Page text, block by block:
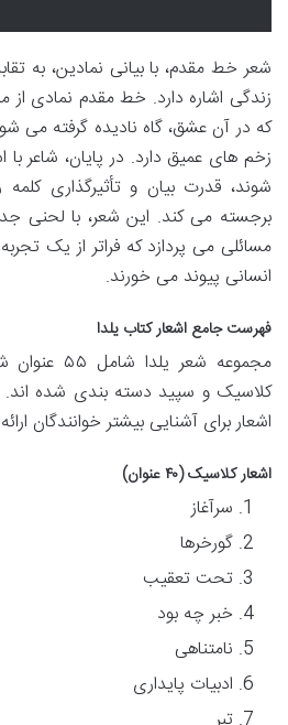
شعر خط مقدم، با بیانی نمادین، به
زندگی اشاره دارد. خط مقدم نمادی از
که در آن عشق، گاه نادیده گرفته می
زخم های عمیق دارد. در پایان، شاعر
شوند، قدرت بیان و تأثیرگذاری کلمه
برجسته می کند. این شعر، با لحنی
مسائلی می پردازد که فراتر از یک
انسانی پیوند می خورند.
فهرست جامع اشعار کتاب یلدا
مجموعه
کلاسیک و سپید دسته بندی شده اند.
اشعار برای آشنایی بیشتر خوانندگان
اشعار کلاسیک (۴۰ عنوان)
سرآغاز
گورخرها
تحت تعقیب
خبر چه بود
نامتناهی
ادبیات پایداری